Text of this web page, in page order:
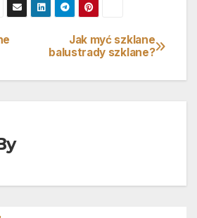
Jak myć szklane
balustrady szklane?